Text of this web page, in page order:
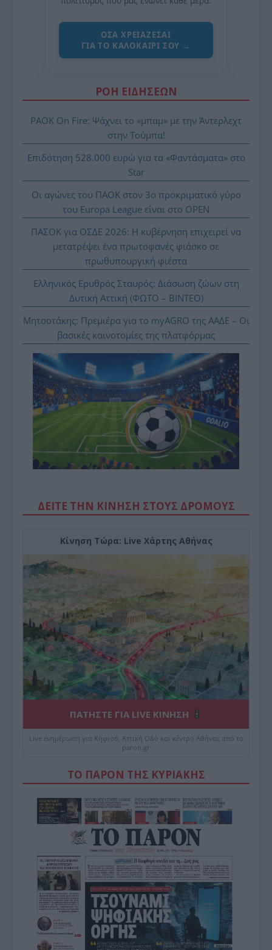
ΌΣΑ ΧΡΕΙΆΖΕΣΑΙ
ΓΙΑ ΤΟ ΚΑΛΟΚΑΊΡΙ ΣΟΥ →
ΡΟΗ ΕΙΔΗΣΕΩΝ
PAOK On Fire: Ψάχνει το «μπαμ» με την Άντερλεχτ
στην Τούμπα!
Επιδότηση 528.000 ευρώ για τα «Φαντάσματα» στο
Star
Οι αγώνες του ΠΑΟΚ στον 3ο προκριματικό γύρο
του Europa League είναι στο OPEN
ΠΑΣΟΚ για ΟΣΔΕ 2026: Η κυβέρνηση επιχειρεί να
μετατρέψει ένα πρωτοφανές φιάσκο σε
πρωθυπουργική φιέστα
Ελληνικός Ερυθρός Σταυρός: Διάσωση ζώων στη
Δυτική Αττική (ΦΩΤΟ – ΒΙΝΤΕΟ)
Μητσοτάκης: Πρεμιέρα για το myAGRO της ΑΑΔΕ – Οι
βασικές καινοτομίες της πλατφόρμας
ΔΕΙΤΕ ΤΗΝ ΚΙΝΗΣΗ ΣΤΟΥΣ ΔΡΌΜΟΥΣ
Κίνηση Τώρα: Live Χάρτης Αθήνας
ΠΑΤΗΣΤΕ ΓΙΑ LIVE ΚΙΝΗΣΗ
Live ενημέρωση για Κηφισό, Αττική Οδό και κέντρο Αθήνας από το
paron.gr
ΤΟ ΠΑΡΟΝ ΤΗΣ ΚΥΡΙΑΚΗΣ